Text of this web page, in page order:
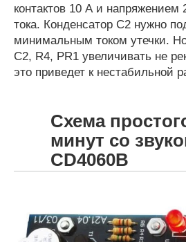
контактов 10 А и напряжением
тока. Конденсатор С2 нужно
минимальным током утечки.
С2, R4, PR1 увеличивать не
это приведет к нестабильной
Схема
минут со
CD4060B